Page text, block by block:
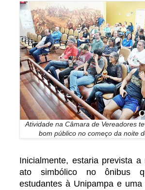
Atividade na Câmara de Vereadores
bom público no começo da noite
Inicialmente, estaria prevista a
ato simbólico no ônibus
estudantes à Unipampa e